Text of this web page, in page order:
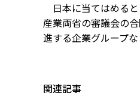
日本に当てはめる
産業両省の審議会の
進する企業グループ
関連記事